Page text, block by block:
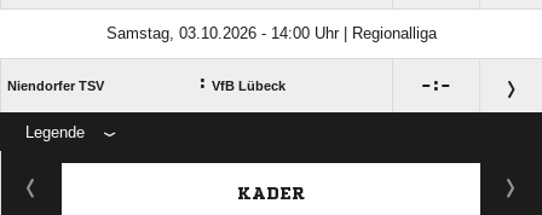
Samstag, 03.10.2026 - 14:00 Uhr | Regionalliga
Niendorfer TSV : VfB Lübeck :
Legende
ANZEIGE
KADER